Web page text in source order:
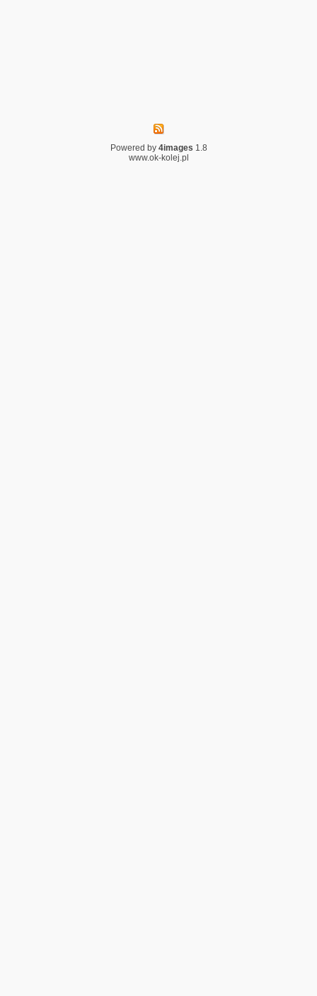
Powered by 4images 1.8
www.ok-kolej.pl